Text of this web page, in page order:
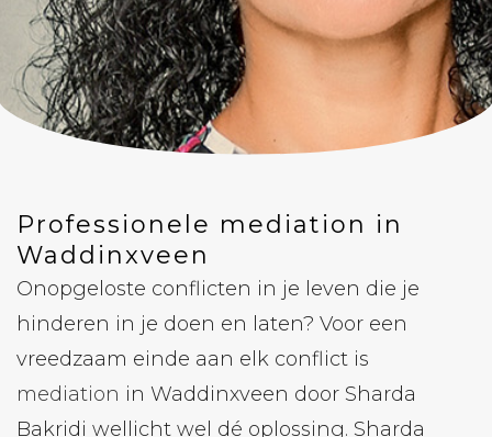
Professionele mediation in
Waddinxveen
Onopgeloste conflicten in je leven die je
hinderen in je doen en laten? Voor een
vreedzaam einde aan elk conflict is
mediation in Waddinxveen door Sharda
Bakridi wellicht wel dé oplossing. Sharda